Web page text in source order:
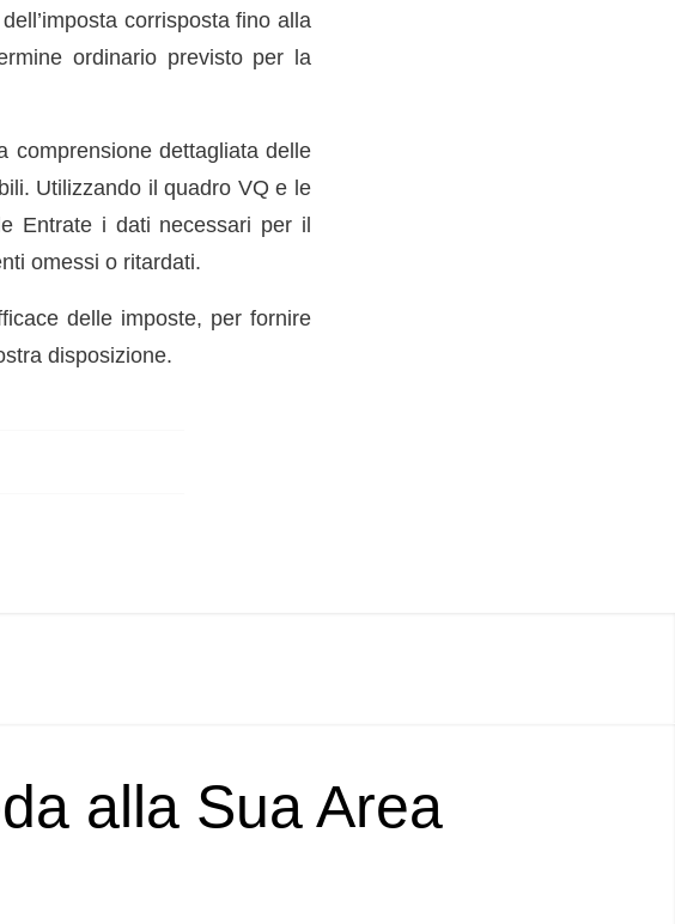
corrisposta fino alla
ordinario previsto per la
comprensione dettagliata delle
Utilizzando il quadro VQ e le
Entrate i dati necessari per il
omessi o ritardati.
delle imposte, per fornire
disposizione.
alla Sua Area